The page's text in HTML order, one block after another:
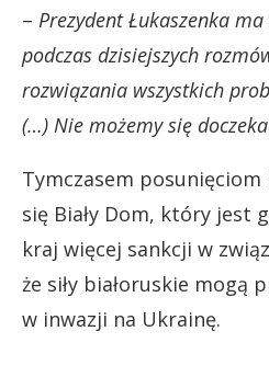
– Prezydent Łukaszenka
podczas dzisiejszych
rozwiązania wszystkich
(…) Nie możemy się
Tymczasem posunięciom
się Biały Dom, który jest
kraj więcej sankcji w
że siły białoruskie mogą
w inwazji na Ukrainę.